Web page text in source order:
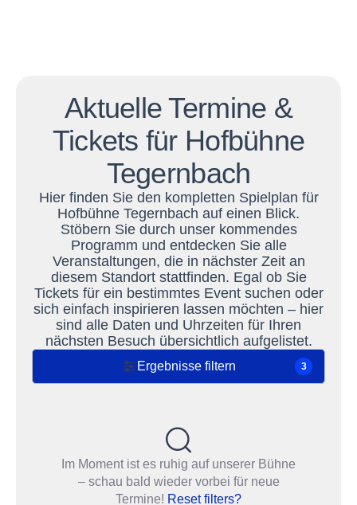
Aktuelle Termine &
Tickets für Hofbühne
Tegernbach
Hier finden Sie den kompletten Spielplan für
Hofbühne Tegernbach auf einen Blick.
Stöbern Sie durch unser kommendes
Programm und entdecken Sie alle
Veranstaltungen, die in nächster Zeit an
diesem Standort stattfinden. Egal ob Sie
Tickets für ein bestimmtes Event suchen oder
sich einfach inspirieren lassen möchten – hier
sind alle Daten und Uhrzeiten für Ihren
nächsten Besuch übersichtlich aufgelistet.
Ergebnisse filtern 3
Im Moment ist es ruhig auf unserer Bühne
– schau bald wieder vorbei für neue
Termine! Reset filters?